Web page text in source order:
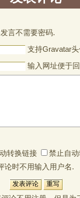
言不需要密码.
支持Gravatar
输入网址便于
转换链接
禁止自
论时不用输入用户名.